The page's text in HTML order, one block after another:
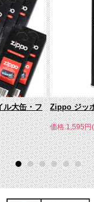
ル大缶・フ
Zippo ジッ
価格:1,595円